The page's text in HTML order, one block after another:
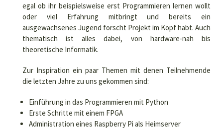
egal ob ihr beispielsweise erst Programmieren lernen wollt
oder viel Erfahrung mitbringt und bereits ein
ausgewachsenes Jugend forscht Projekt im Kopf habt. Auch
thematisch ist alles dabei, von hardware-nah bis
theoretische Informatik.
Zur Inspiration ein paar Themen mit denen Teilnehmende
die letzten Jahre zu uns gekommen sind:
Einführung in das Programmieren mit Python
Erste Schritte mit einem FPGA
Administration eines Raspberry Pi als Heimserver